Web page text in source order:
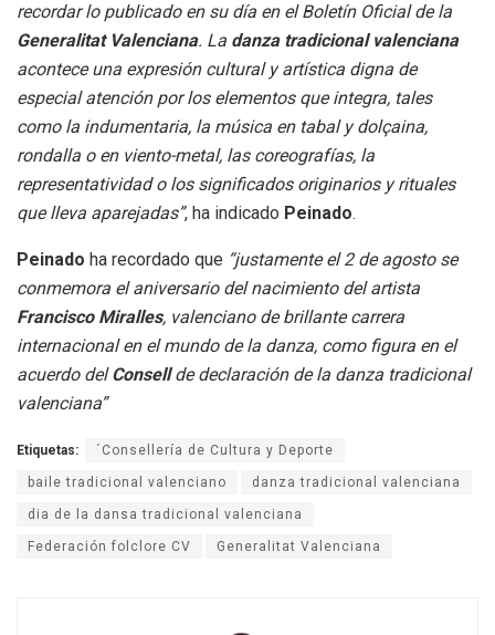
recordar lo publicado en su día en el Boletín Oficial de la
Generalitat Valenciana. La danza tradicional valenciana
acontece una expresión cultural y artística digna de
especial atención por los elementos que integra, tales
como la indumentaria, la música en tabal y dolçaina,
rondalla o en viento-metal, las coreografías, la
representatividad o los significados originarios y rituales
que lleva aparejadas”, ha indicado Peinado.
Peinado ha recordado que “justamente el 2 de agosto se
conmemora el aniversario del nacimiento del artista
Francisco Miralles, valenciano de brillante carrera
internacional en el mundo de la danza, como figura en el
acuerdo delConsellde declaración de la danza tradicional
valenciana”
Etiquetas: ´Consellería de Cultura y Deporte
baile tradicional valenciano danza tradicional valenciana
dia de la dansa tradicional valenciana
Federación folclore CV Generalitat Valenciana